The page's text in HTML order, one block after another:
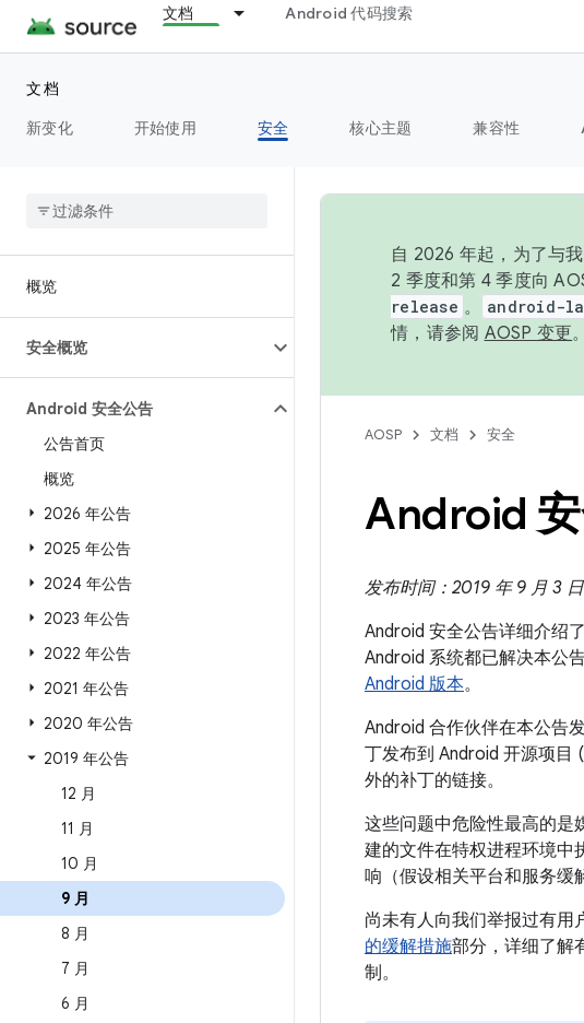
文档 Android 代码搜索
文档
新变化
开始使用 安全 核心主题 兼容性
概览
安全概览
Android 安全公告
公告首页
概览
2026 年公告
2025 年公告
2024 年公告
2023 年公告
2022 年公告
2021 年公告
2020 年公告
2019 年公告
12 月
11 月
10 月
9 月
8 月
7 月
6 月
自 2026 年起，为了与
2 季度和第 4 季度向
release 。 android-
情，请参阅 AOSP 变更。
AOSP 文档 安全
Android 安
发布时间：2019 年 9 月 3
Android 安全公告详细介绍
Android 系统都已解决本公
Android 版本。
Android 合作伙伴在本公告
丁发布到 Android 开源项目
外的补丁的链接。
这些问题中危险性最高的是
建的文件在特权进程环境中
响（假设相关平台和服务缓
尚未有人向我们举报过有用
的缓解措施部分，详细了解
制。